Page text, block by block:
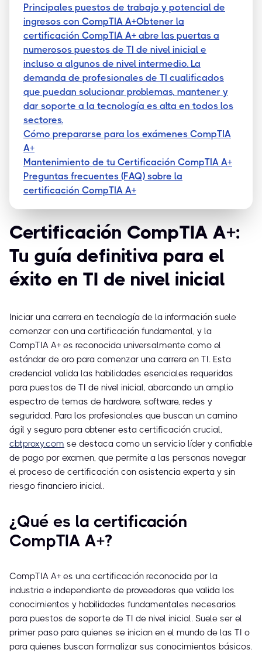
Principales puestos de trabajo y potencial de
ingresos con CompTIA A+Obtener la
certificación CompTIA A+ abre las puertas a
numerosos puestos de TI de nivel inicial e
incluso a algunos de nivel intermedio. La
demanda de profesionales de TI cualificados
que puedan solucionar problemas, mantener y
dar soporte a la tecnología es alta en todos los
sectores.
Cómo prepararse para los exámenes CompTIA
A+
Mantenimiento de tu Certificación CompTIA A+
Preguntas frecuentes (FAQ) sobre la
certificación CompTIA A+
Certificación CompTIA A+:
Tu guía definitiva para el
éxito en TI de nivel inicial
Iniciar una carrera en tecnología de la información suele
comenzar con una certificación fundamental, y la
CompTIA A+ es reconocida universalmente como el
estándar de oro para comenzar una carrera en TI. Esta
credencial valida las habilidades esenciales requeridas
para puestos de TI de nivel inicial, abarcando un amplio
espectro de temas de hardware, software, redes y
seguridad. Para los profesionales que buscan un camino
ágil y seguro para obtener esta certificación crucial,
cbtproxy.com se destaca como un servicio líder y confiable
de pago por examen, que permite a las personas navegar
el proceso de certificación con asistencia experta y sin
riesgo financiero inicial.
¿Qué es la certificación
CompTIA A+?
CompTIA A+ es una certificación reconocida por la
industria e independiente de proveedores que valida los
conocimientos y habilidades fundamentales necesarios
para puestos de soporte de TI de nivel inicial. Suele ser el
primer paso para quienes se inician en el mundo de las TI o
para quienes buscan formalizar sus conocimientos básicos.